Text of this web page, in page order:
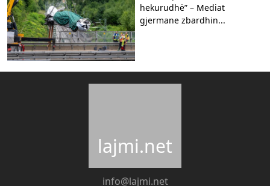
hekurudhë” – Mediat
gjermane zbardhin...
lajmi.net
info@lajmi.net